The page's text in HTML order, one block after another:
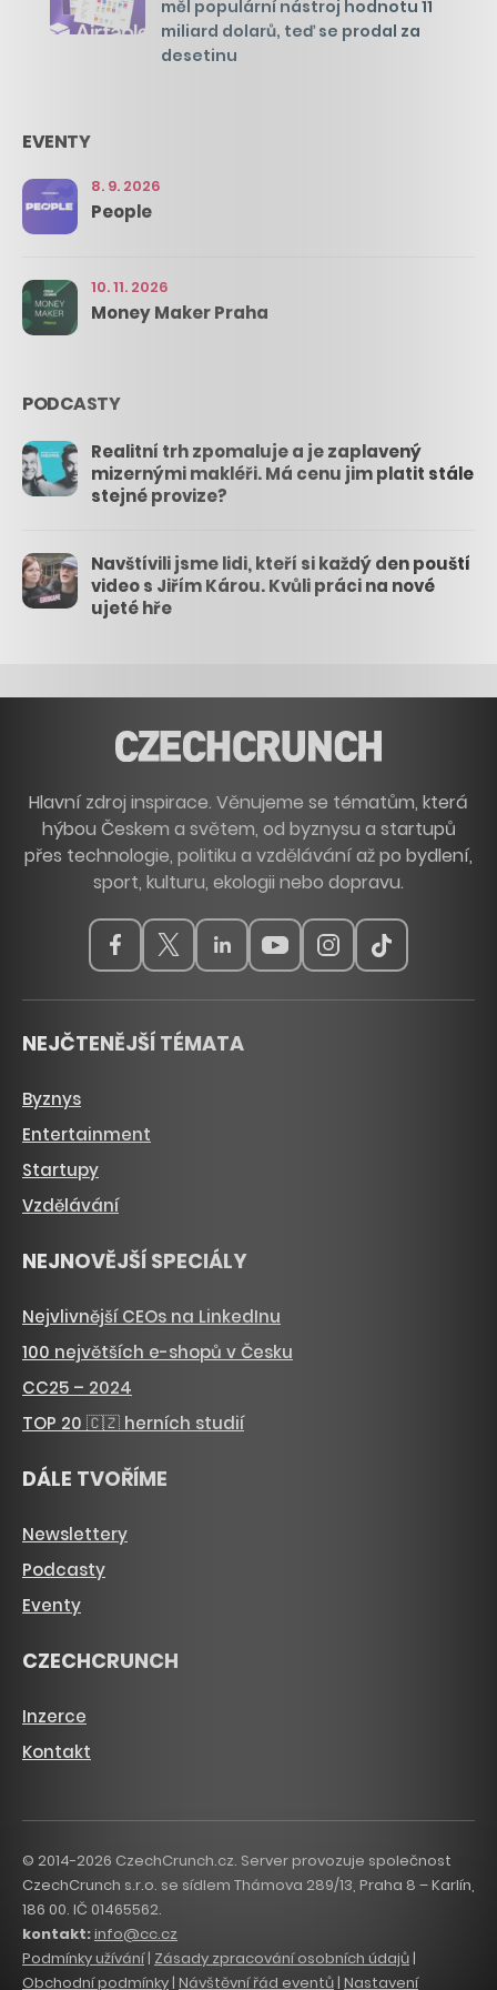
měl populární nástroj hodnotu 11
miliard dolarů, teď se prodal za
desetinu
EVENTY
8. 9. 2026
People
10. 11. 2026
Money Maker Praha
PODCASTY
Realitní trh zpomaluje a je zaplavený
mizernými makléři. Má cenu jim platit stále
stejné provize?
Navštívili jsme lidi, kteří si každý den pouští
video s Jiřím Károu. Kvůli práci na nové
ujeté hře
Hlavní zdroj inspirace. Věnujeme se tématům, která
hýbou Českem a světem, od byznysu a startupů
přes technologie, politiku a vzdělávání až po bydlení,
sport, kulturu, ekologii nebo dopravu.
NEJČTENĚJŠÍ TÉMATA
Byznys
Entertainment
Startupy
Vzdělávání
NEJNOVĚJŠÍ SPECIÁLY
Nejvlivnější CEOs na LinkedInu
100 největších e-shopů v Česku
CC25 – 2024
TOP 20 🇨🇿 herních studií
DÁLE TVOŘÍME
Newslettery
Podcasty
Eventy
CZECHCRUNCH
Inzerce
Kontakt
© 2014-2026 CzechCrunch.cz. Server provozuje společnost
CzechCrunch s.r.o. se sídlem Thámova 289/13, Praha 8 – Karlín,
186 00. IČ 01465562.
kontakt:info@cc.cz
Podmínky užívání| Zásady zpracování osobních údajů|
Obchodní podmínky| Návštěvní řád eventů | Nastavení